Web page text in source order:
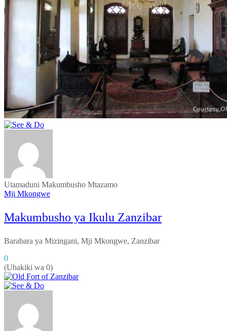
Utamaduni Makumbusho Mtazamo
Mji Mkongwe
Makumbusho ya Ikulu Zanzibar
Barabara ya Mizingani, Mji Mkongwe, Zanzibar
0
(Uhakiki wa 0)